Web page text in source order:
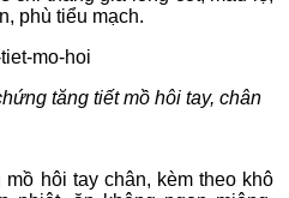
phù tiểu mạch.
tăng tiết mồ hôi tay, chân
hôi tay chân, kèm theo khô